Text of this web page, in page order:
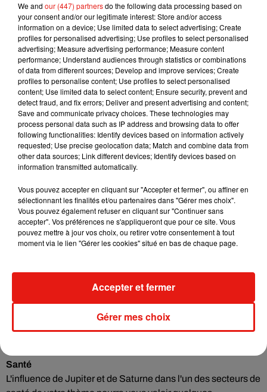
Amour
Couples :Vos relations avec votre conjoint ou partenaire
s'amélioreront. Vous le sentirez plus proche de vous, et vous
userez alors de tous vos atouts de séduction pour le dégeler.
Efficacité garantie !
Célibataires :Vous serez tel qu'en vous-même :
irrésistiblement charmeur et prêt à butiner de coeur en coeur
sans jamais vous lasser. L'idée de vous consacrer à une
seule personne ne vous effleurera pas. Pourtant, vers
changer d'avis !
Argent
Ne subissant dans le domaine financier aucun impact
planétaire direct, vous pourrez gérer votre équilibre
sur leur soutien pour gagner au Loto ou obtenir
miraculeusement une facilité pécuniaire. Si donc vous
souhaitez améliorer votre statut, ce sera à vous d'agir et de
Santé
L'influence de Jupiter et de Saturne dans l'un des secteurs de
We and our (447) partnersdo the following data processing based on
your consent and/or our legitimate interest: Store and/or access
information on a device; Use limited data to select advertising; Create
profiles for personalised advertising; Use profiles to select personalised
advertising; Measure advertising performance; Measure content
performance; Understand audiences through statistics or combinations
of data from different sources; Develop and improve services; Create
profiles to personalise content; Use profiles to select personalised
content; Use limited data to select content; Ensure security, prevent and
detect fraud, and fix errors; Deliver and present advertising and content;
Save and communicate privacy choices. These technologies may
process personal data such as IP address and browsing data to offer
following functionalities: Identify devices based on information actively
requested; Use precise geolocation data; Match and combine data from
other data sources; Link different devices; Identify devices based on
information transmitted automatically.
Vous pouvez accepter en cliquant sur "Accepter et fermer", ou affiner en
sélectionnant les finalités et/ou partenaires dans "Gérer mes choix".
Vous pouvez également refuser en cliquant sur "Continuer sans
accepter". Vos préférences ne s'appliqueront que pour ce site. Vous
pouvez mettre à jour vos choix, ou retirer votre consentement à tout
moment via le lien "Gérer les cookies" situé en bas de chaque page.
Gérer mes choix
Accepter et fermer